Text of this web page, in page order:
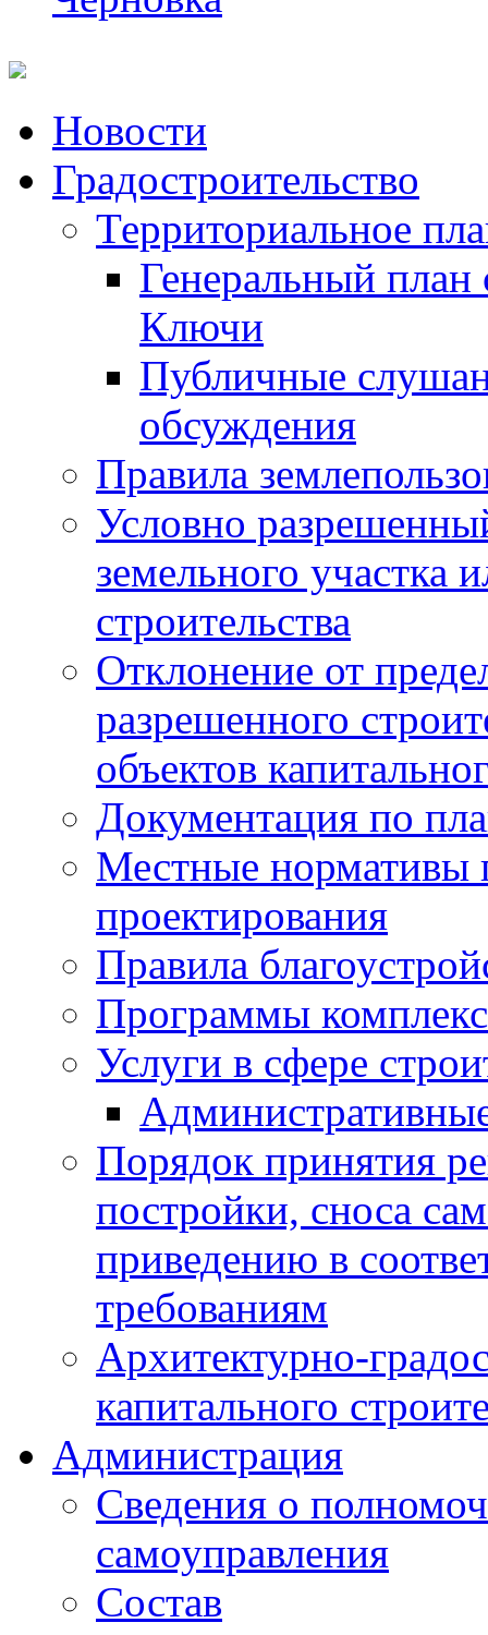
Перейти
содержимому
Новости
Градостроительство
Территориальное
Генеральный план
Ключи
Публичные
обсуждения
Правила
Условно
земельного участка
строительства
Отклонение от
разрешенного
объектов
Документация по
Местные нормативы
проектирования
Правила
Программы
Услуги в сфере
Порядок принятия
постройки, сноса
приведению в
требованиям
Архитектурно-
капитального
Администрация
Сведения о
самоуправления
Состав